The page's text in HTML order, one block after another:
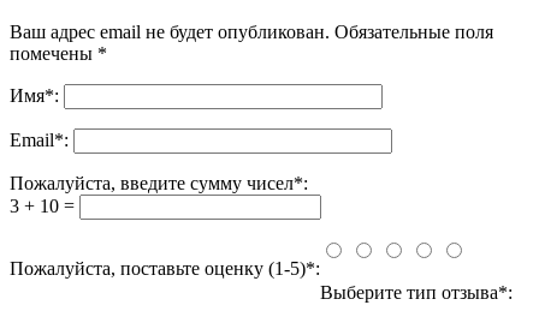
Ваш адрес email не будет опубликован. Обязательные поля
помечены *
Имя*:
Email*:
Пожалуйста, введите сумму чисел*:
3 + 10 =
Пожалуйста, поставьте оценку (1-5)*:
Выберите тип отзыва*: